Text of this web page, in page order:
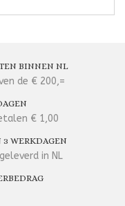
BINNEN NL
de € 200,=
€ 1,00
WERKDAGEN
in NL